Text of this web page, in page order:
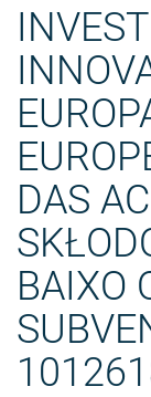
DAS
BAIXO